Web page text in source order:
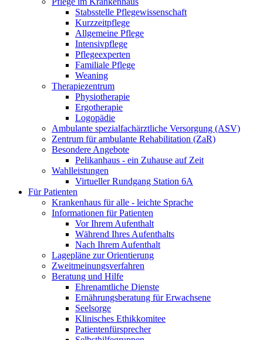
Stabsstelle Pflegewissenschaft
Kurzzeitpflege
Allgemeine Pflege
Intensivpflege
Pflegeexperten
Familiale Pflege
Weaning
Therapiezentrum
Physiotherapie
Ergotherapie
Logopädie
Ambulante spezialfachärztliche Versorgung (ASV)
Zentrum für ambulante Rehabilitation (ZaR)
Besondere Angebote
Pelikanhaus - ein Zuhause auf Zeit
Wahlleistungen
Virtueller Rundgang Station 6A
Für Patienten
Krankenhaus für alle - leichte Sprache
Informationen für Patienten
Vor Ihrem Aufenthalt
Während Ihres Aufenthalts
Nach Ihrem Aufenthalt
Lagepläne zur Orientierung
Zweitmeinungsverfahren
Beratung und Hilfe
Ehrenamtliche Dienste
Ernährungsberatung für Erwachsene
Seelsorge
Klinisches Ethikkomitee
Patientenfürsprecher